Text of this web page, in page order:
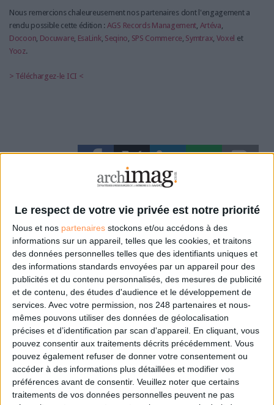
Le respect de votre vie privée est notre priorité
Nous et nos partenaires stockons et/ou accédons à des
informations sur un appareil, telles que les cookies, et traitons
des données personnelles telles que des identifiants uniques et
des informations standards envoyées par un appareil pour des
publicités et du contenu personnalisés, des mesures de publicité
et de contenu, des études d'audience et le développement de
services. Avec votre permission, nos 248 partenaires et nous-
mêmes pouvons utiliser des données de géolocalisation
précises et d’identification par scan d'appareil. En cliquant, vous
pouvez consentir aux traitements décrits précédemment. Vous
pouvez également refuser de donner votre consentement ou
accéder à des informations plus détaillées et modifier vos
préférences avant de consentir. Veuillez noter que certains
traitements de vos données personnelles peuvent ne pas
Nous remercions chaleureusement nos partenaires dont l'engagement a
rendu possible cette édition : AGS Records Management Artéva
Docoon Docuware EsaLink, Seqino SPS Commerce Symtrax Voxel et
Yooz.
> Téléchargez-le ICI <
Facture Électronique
inscrivez-vous pour publier un commentaire
À LIRE SUR ARCHIMAG
Le Bénin bascule dans la dématérialisation tous
azimuts